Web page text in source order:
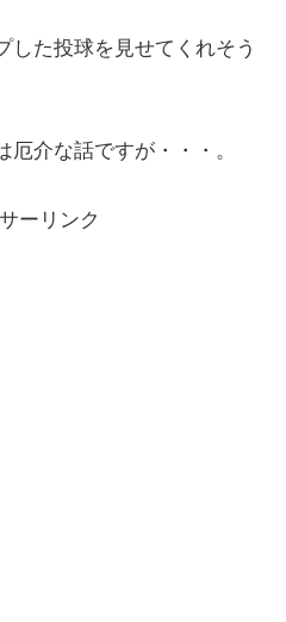
した投球を見せてくれそう
厄介な話ですが・・・。
ーリンク